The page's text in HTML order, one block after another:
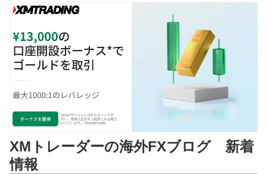
XMトレーダーの海外FXブログ 新着
情報